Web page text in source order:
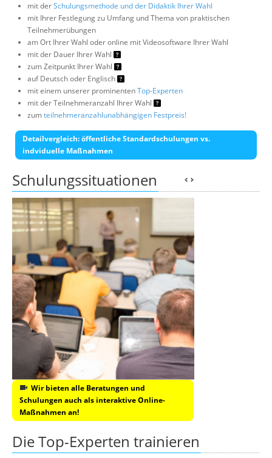
mit derSchulungsmethode und der Didaktik Ihrer Wahl
mit Ihrer Festlegung zu Umfang und Thema von praktischen
Teilnehmerübungen
am Ort Ihrer Wahl oder online mit Videosoftware Ihrer Wahl
mit der Dauer Ihrer Wahl
zum Zeitpunkt Ihrer Wahl
auf Deutsch oder Englisch
mit einem unserer prominentenTop-Experten
mit der Teilnehmeranzahl Ihrer Wahl
zumteilnehmeranzahlunabhängigen Festpreis!
Detailvergleich: öffentliche Standardschulungen vs.
indviduelle Maßnahmen
Schulungssituationen
Wir bieten alle Beratungen und
Schulungen auch als interaktive Online-
Maßnahmen an!
Die Top-Experten trainieren